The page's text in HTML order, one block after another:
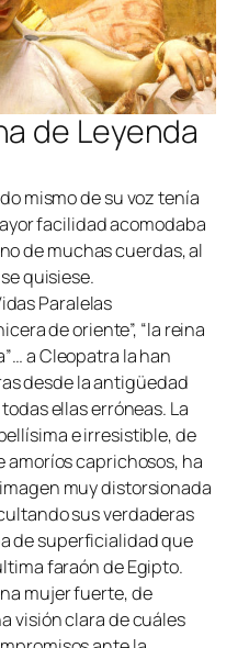
de Leyenda
mismo de su voz tenía
facilidad acomodaba
de muchas cuerdas, al
quisiese.
Paralelas
de oriente”, “la reina
a Cleopatra la han
desde la antigüedad
ellas erróneas. La
e irresistible, de
amoríos caprichosos, ha
muy distorsionada
sus verdaderas
de superficialidad que
faraón de Egipto.
mujer fuerte, de
visión clara de cuáles